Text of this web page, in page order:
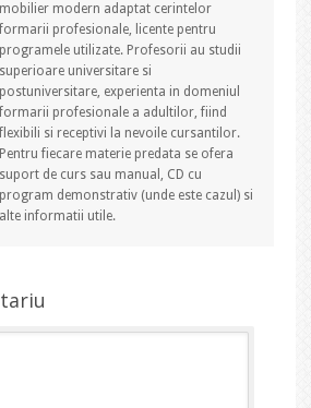
mobilier modern adaptat cerintelor
formarii profesionale, licente pentru
programele utilizate. Profesorii au studii
superioare universitare si
postuniversitare, experienta in domeniul
formarii profesionale a adultilor, fiind
flexibili si receptivi la nevoile cursantilor.
Pentru fiecare materie predata se ofera
suport de curs sau manual, CD cu
program demonstrativ (unde este cazul) si
alte informatii utile.